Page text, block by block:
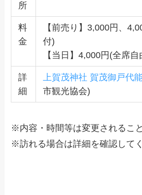
所
料
金
【前売り】3,000円、
付)
【当日】4,000円(全席自
詳
細
上賀茂神社 賀茂御戸代能
市観光協会)
※内容・時間等は変更されるこ
※訪れる場合は詳細を確認して